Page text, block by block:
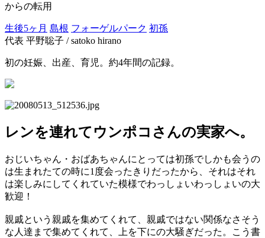
からの転用
生後5ヶ月 島根 フォーゲルパーク 初孫
代表 平野聡子 / satoko hirano
初の妊娠、出産、育児。約4年間の記録。
レンを連れてウンポコさんの実家へ。
おじいちゃん・おばあちゃんにとっては初孫でしかも会うの
は生まれたての時に1度会ったきりだったから、それはそれ
は楽しみにしてくれていた模様でわっしょいわっしょいの大
歓迎！
親戚という親戚を集めてくれて、親戚ではない関係なさそう
な人達まで集めてくれて、上を下にの大騒ぎだった。こう書